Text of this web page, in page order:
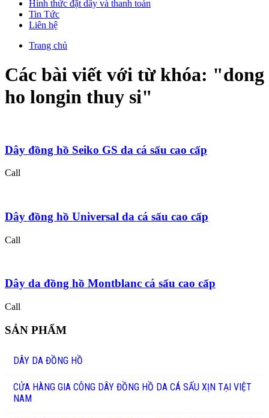
Hình thức đặt dây và thanh toán
Tin Tức
Liên hệ
Trang chủ
Các bài viết với từ khóa: "dong
ho longin thuy si"
Dây đồng hồ Seiko GS da cá sấu cao cấp
Call
Dây đồng hồ Universal da cá sấu cao cấp
Call
Dây da đồng hồ Montblanc cá sấu cao cấp
Call
SẢN PHẨM
DÂY DA ĐỒNG HỒ
CỬA HÀNG GIA CÔNG DÂY ĐỒNG HỒ DA CÁ SẤU XỊN TẠI VIỆT
NAM